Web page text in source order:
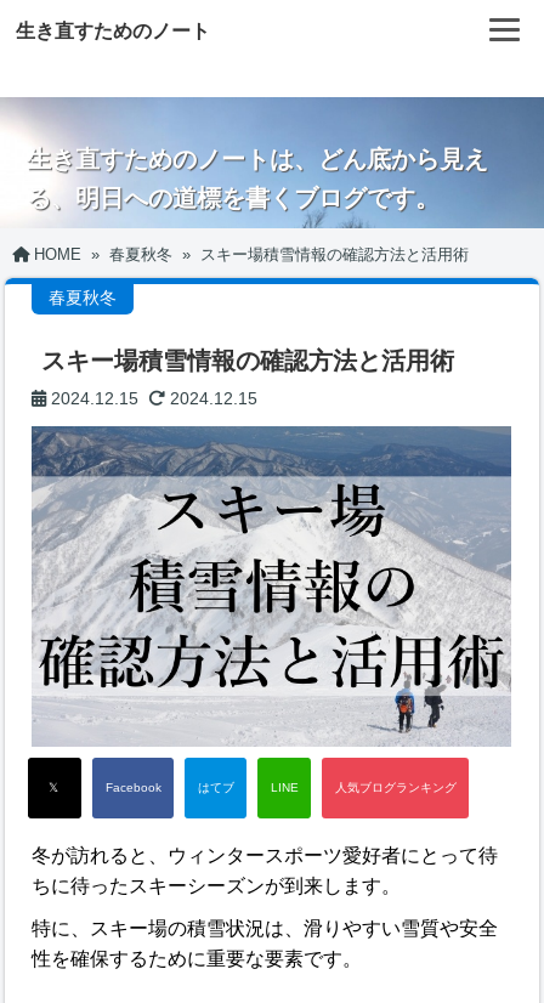
生き直すためのノート
生き直すためのノートは、どん底から見え
る、明日への道標を書くブログです。
HOME » 春夏秋冬 » スキー場積雪情報の確認方法と活用術
春夏秋冬
スキー場積雪情報の確認方法と活用術
2024.12.15 2024.12.15
冬が訪れると、ウィンタースポーツ愛好者にとって待
ちに待ったスキーシーズンが到来します。
特に、スキー場の積雪状況は、滑りやすい雪質や安全
性を確保するために重要な要素です。